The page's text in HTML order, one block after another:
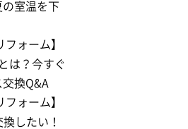
室温を下
フォーム】
は？今すぐ
換Q&A
フォーム】
したい！